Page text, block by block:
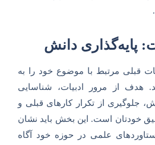
قبلی مرتبط با موضوع خود را به
هدف از مرور ادبیات، شناسایی
جلوگیری از تکرار کارهای قبلی و
خودتان است. این بخش باید نشان
علمی در حوزه خود آگاه